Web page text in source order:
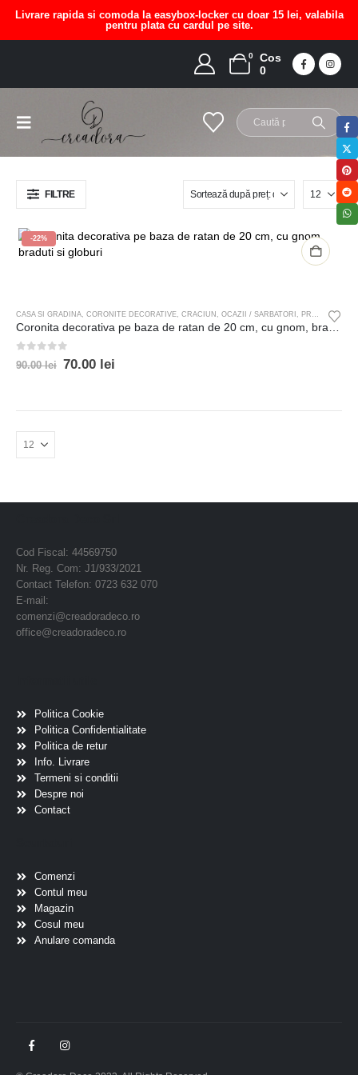
Livrare rapida si comoda la easybox-locker cu doar 15 lei, valabila
pentru plata cu cardul pe site.
0
Cos
0
coronita handmade craciun
FILTRE
-22%
CASA SI GRADINA, CORONITE DECORATIVE, CRACIUN , OCAZII / SARBATORI , PROMOTII
Coronita decorativa pe baza de ratan de 20 cm, cu gnom, braduti si globuri
0 out of 5
90.00lei 70.00 lei
Cod Fiscal: 44569750
Nr. Reg. Com: J1/933/2021
Contact Telefon: 0723 632 070
E-mail:
comenzi@creadoradeco.ro
office@creadoradeco.ro
Politica Cookie
Politica Confidentialitate
Politica de retur
Info. Livrare
Termeni si conditii
Despre noi
Contact
Comenzi
Contul meu
Magazin
Cosul meu
Anulare comanda